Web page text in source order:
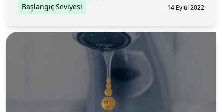
Başlangıç Seviyesi 14 Eylül 2022